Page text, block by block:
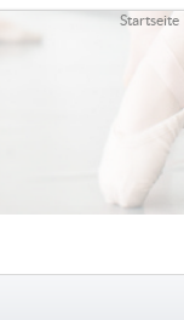
Startseite